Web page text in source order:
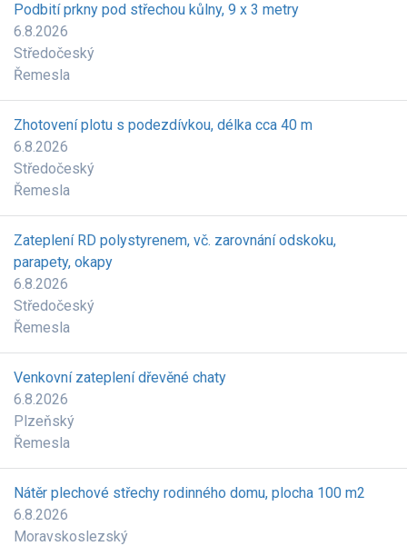
Podbití prkny pod střechou kůlny, 9 x 3 metry
6.8.2026
Středočeský
Řemesla
Zhotovení plotu s podezdívkou, délka cca 40 m
6.8.2026
Středočeský
Řemesla
Zateplení RD polystyrenem, vč. zarovnání odskoku,
parapety, okapy
6.8.2026
Středočeský
Řemesla
Venkovní zateplení dřevěné chaty
6.8.2026
Plzeňský
Řemesla
Nátěr plechové střechy rodinného domu, plocha 100 m2
6.8.2026
Moravskoslezský